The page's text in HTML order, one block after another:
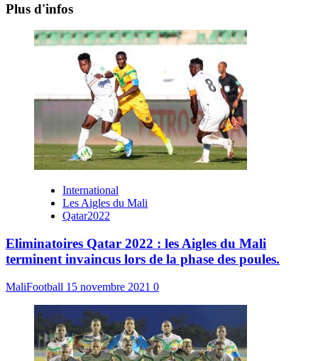
Plus d'infos
International
Les Aigles du Mali
Qatar2022
Eliminatoires Qatar 2022 : les Aigles du Mali
terminent invaincus lors de la phase des poules.
MaliFootball 15 novembre 2021 0